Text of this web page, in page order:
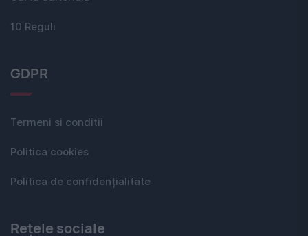
10 Reguli
GDPR
Termeni si conditii
Politica cookies
Politica de confidențialitate
Rețele sociale